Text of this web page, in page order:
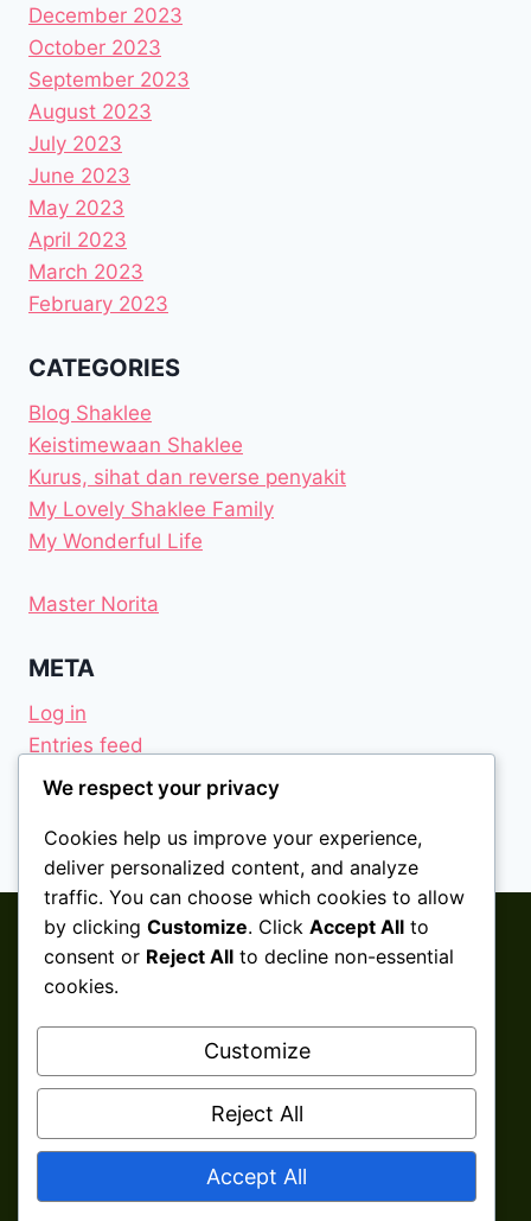
December 2023
October 2023
September 2023
August 2023
July 2023
June 2023
May 2023
April 2023
March 2023
February 2023
CATEGORIES
Blog Shaklee
Keistimewaan Shaklee
Kurus, sihat dan reverse penyakit
My Lovely Shaklee Family
My Wonderful Life
Master Norita
META
Log in
Entries feed
Comments feed
© 2026 Aini Salleh ǀ Shaklee Senawang ǀ
Seremban ǀ Negeri Sembilan Develop By
We respect your privacy
Cookies help us improve your experience,
deliver personalized content, and analyze
traffic. You can choose which cookies to allow
by clicking Customize. Click Accept All to
consent or Reject All to decline non-essential
cookies.
Customize
Reject All
Accept All